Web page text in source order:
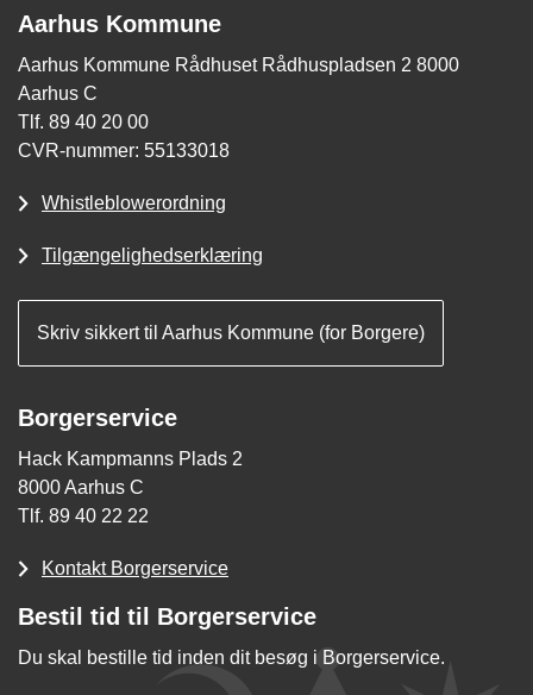
Aarhus Kommune
Aarhus Kommune Rådhuset Rådhuspladsen 2 8000
Aarhus C
Tlf. 89 40 20 00
CVR-nummer: 55133018
Whistleblowerordning
Tilgængelighedserklæring
Skriv sikkert til Aarhus Kommune (for Borgere)
Borgerservice
Hack Kampmanns Plads 2
8000 Aarhus C
Tlf. 89 40 22 22
Kontakt Borgerservice
Bestil tid til Borgerservice
Du skal bestille tid inden dit besøg i Borgerservice.